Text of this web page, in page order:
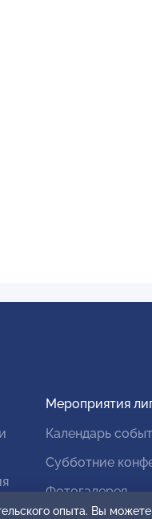
Мероприятия
Календарь
Субботние
Фотогалерея
опыта. Вы